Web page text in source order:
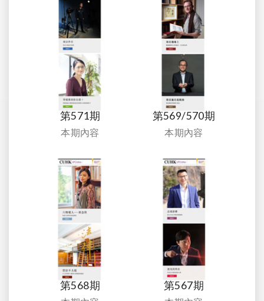
第571期
本期內容
第569/570期
本期內容
第568期 第567期